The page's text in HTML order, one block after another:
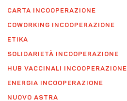
CARTA INCOOPERAZIONE
COWORKING INCOOPERAZIONE
ETIKA
SOLIDARIETÀ INCOOPERAZIONE
HUB VACCINALI INCOOPERAZIONE
ENERGIA INCOOPERAZIONE
NUOVO ASTRA